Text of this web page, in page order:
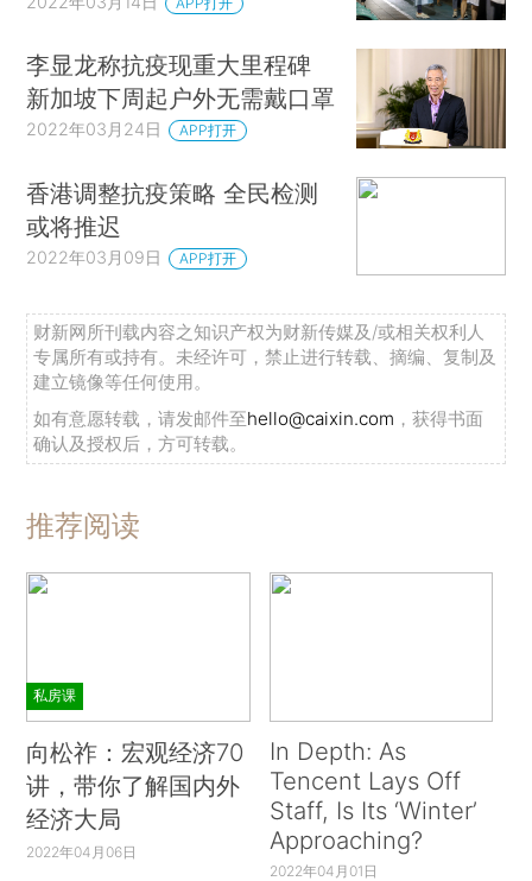
李显龙称抗疫现重大里程碑
新加坡下周起户外无需戴口罩
2022年03月24日 APP打开
香港调整抗疫策略 全民检测
或将推迟
2022年03月09日 APP打开
财新网所刊载内容之知识产权为财新传媒及/或相关权利人
专属所有或持有。未经许可，禁止进行转载、摘编、复制及
建立镜像等任何使用。
如有意愿转载，请发邮件至hello@caixin.com ，获得书面
确认及授权后，方可转载。
推荐阅读
私房课
向松祚：宏观经济70
讲，带你了解国内外
经济大局
2022年04月06日
In Depth: As
Tencent Lays Off
Staff, Is Its ‘Winter’
Approaching?
2022年04月01日